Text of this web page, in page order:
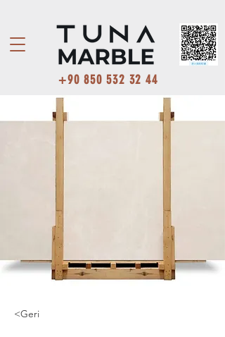
+90 850 532 32 44
<Geri